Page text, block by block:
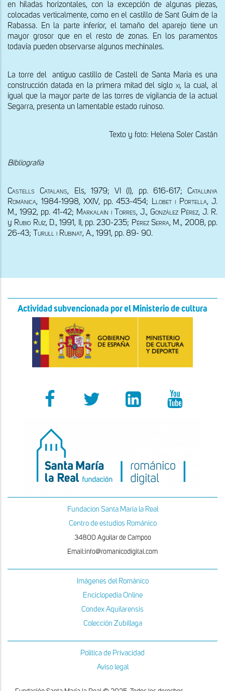
en hiladas horizontales, con la excepción de algunas piezas,
colocadas verticalmente, como en el castillo de Sant Guim de la
Rabassa. En la parte inferior, el tamaño del aparejo tiene un
mayor grosor que en el resto de zonas. En los paramentos
todavía pueden observarse algunos mechinales.
La torre del  antiguo castillo de Castell de Santa Maria es una
construcción datada en la primera mitad del siglo xi, la cual, al
igual que la mayor parte de las torres de vigilancia de la actual
Segarra, presenta un lamentable estado ruinoso.
Texto y foto: Helena Soler Castán
Bibliografía
Castells Catalans, Els, 1979; VI (I), pp. 616-617; Catalunya
Romànica, 1984-1998, XXIV, pp. 453-454;
Llobet i Portella, J.
M., 1992, pp. 41-42;
y Rubio Ruíz, D., 1991, II, pp. 230-235; Pérez Serra, M., 2008, pp.
26-43;
Turull i Rubinat, A., 1991, pp. 89- 90.
Actividad subvencionada por el Ministerio de cultura
Fundacion Santa Maria la Real
Centro de estudios Románico
34800 Aguilar de Campoo
Email:info@romanicodigital.com
Imágenes del Románico
Enciclopedia Online
Condex Aquilarensis
Colección Zubillaga
Política de Privacidad
Aviso legal